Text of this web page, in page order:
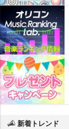
新着トレンド